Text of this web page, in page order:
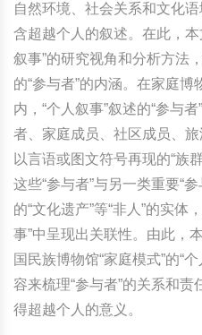
自然环境、社会关系和文化
含超越个人的叙述。在此，本
叙事”的研究视角和分析方法
的“参与者”的内涵。在家庭
内，“个人叙事”叙述的“参与
者、家庭成员、社区成员、
以言语或图文符号再现的“族
这些“参与者”与另一类重要“
的“文化遗产”等“非人”的实体
事”中呈现出关联性。由此，
国民族博物馆“家庭模式”的“
容来梳理“参与者”的关系和
得超越个人的意义。